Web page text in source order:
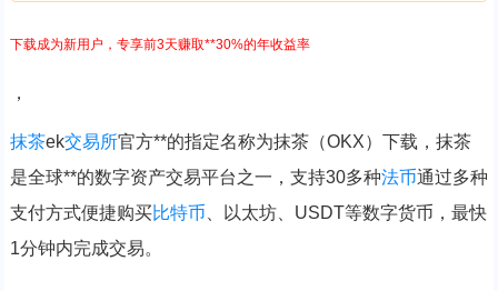
下载成为新用户，专享前3天赚取**30%的年收益率
，
抹茶ek交易所官方**的指定名称为抹茶（OKX）下载，抹茶
是全球**的数字资产交易平台之一，支持30多种法币通过多种
支付方式便捷购买比特币 、以太坊、USDT等数字货币，最快
1分钟内完成交易。